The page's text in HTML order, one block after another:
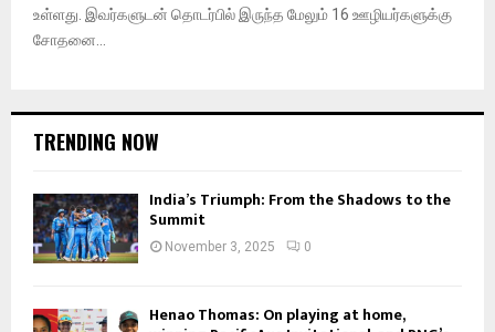
உள்ளது. இவர்களுடன் தொடர்பில் இருந்த மேலும் 16 ஊழியர்களுக்கு
சோதனை...
TRENDING NOW
India’s Triumph: From the Shadows to the
Summit
November 3, 2025 0
Henao Thomas: On playing at home,